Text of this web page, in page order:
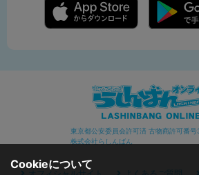
東京都公安委員会許可済 古物商許可番
株式会社らしんばん
Cookieについて